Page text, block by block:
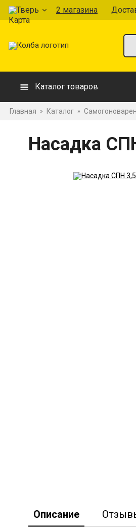
Тверь 2 магазина
Каталог товаров
Главная » Каталог »
Насадка
Описание